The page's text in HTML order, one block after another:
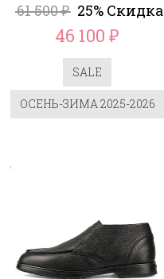
61 500₽ 25% Скидка
46 100₽
SALE
ОСЕНЬ-ЗИМА 2025-2026